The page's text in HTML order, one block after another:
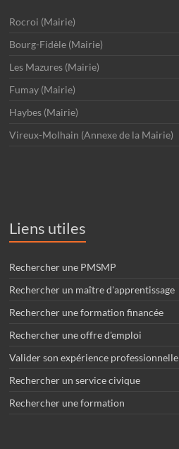
Rocroi (Mairie)
Bourg-Fidèle (Mairie)
Les Mazures (Mairie)
Fumay (Mairie)
Haybes (Mairie)
Vireux-Molhain (Annexe de la Mairie)
Liens utiles
Rechercher une PMSMP
Rechercher un maître d'apprentissage
Rechercher une formation financée
Rechercher une offre d'emploi
Valider son expérience professionnelle
Rechercher un service civique
Rechercher une formation